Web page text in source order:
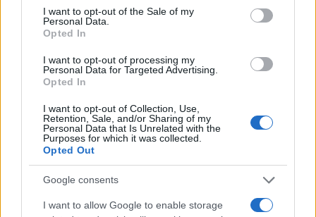
consent section.
I want to opt-out of the Sale of my
Personal Data.
Opted In
I want to opt-out of processing my
Personal Data for Targeted Advertising.
Opted In
I want to opt-out of Collection, Use,
Retention, Sale, and/or Sharing of my
Personal Data that Is Unrelated with the
Purposes for which it was collected.
Opted Out
Google consents
I want to allow Google to enable storage
Continua a leggere